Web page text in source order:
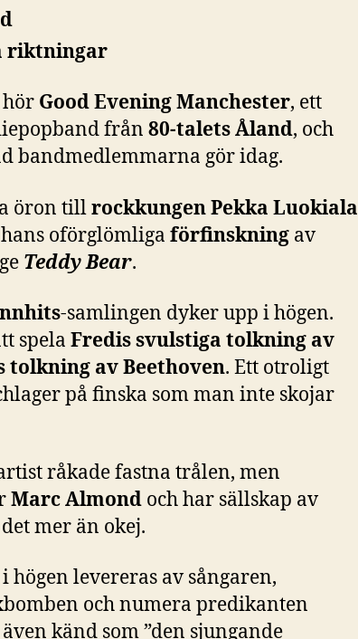
riktningar
hör Good Evening Manchester, ett
från 80-talets Åland, och
bandmedlemmarna gör idag.
öron tillrockkungen Pekka Luokiala
oförglömliga förfinskning av
Teddy Bear.
-samlingen dyker upp i högen.
spela Fredis svulstiga tolkning av
tolkning av Beethoven. Ett otroligt
på finska som man inte skojar
råkade fastna trålen, men
Marc Almond och har sällskap av
mer än okej.
högen levereras av sångaren,
och numera predikanten
även känd som ”den sjungande